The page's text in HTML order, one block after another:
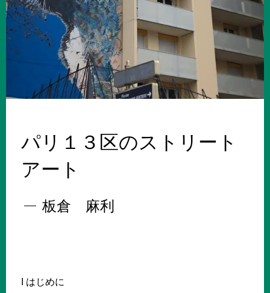
パリ１３区のストリート
アート
板倉 麻利
I はじめに